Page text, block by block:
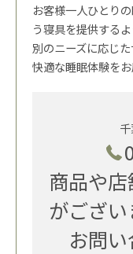
お客様一人ひとり
う寝具を提供する
別のニーズに応じ
快適な睡眠体験をお
商品や
がござ
お問い